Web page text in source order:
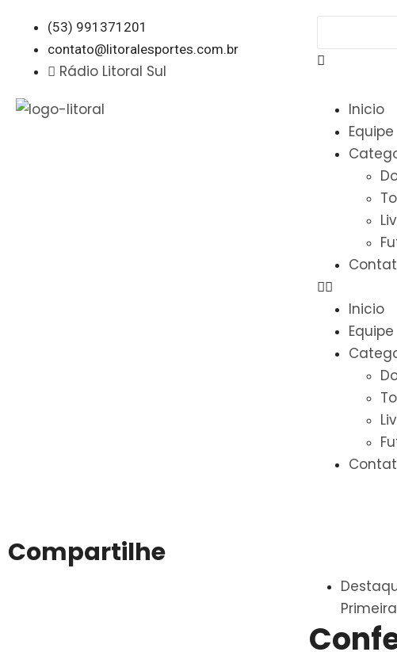
(53) 991371201
contato@litoralesportes.com.br
Rádio Litoral Sul
Inicio
Equipe
Inicio
Equipe
Compartilhe
Primeira